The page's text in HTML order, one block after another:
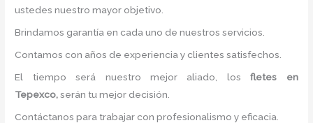
ustedes nuestro mayor objetivo.
Brindamos garantía en cada uno de nuestros servicios.
Contamos con años de experiencia y clientes satisfechos.
El tiempo será nuestro mejor aliado, losfletes en
Tepexco,serán tu mejor decisión.
Contáctanos para trabajar con profesionalismo y eficacia.